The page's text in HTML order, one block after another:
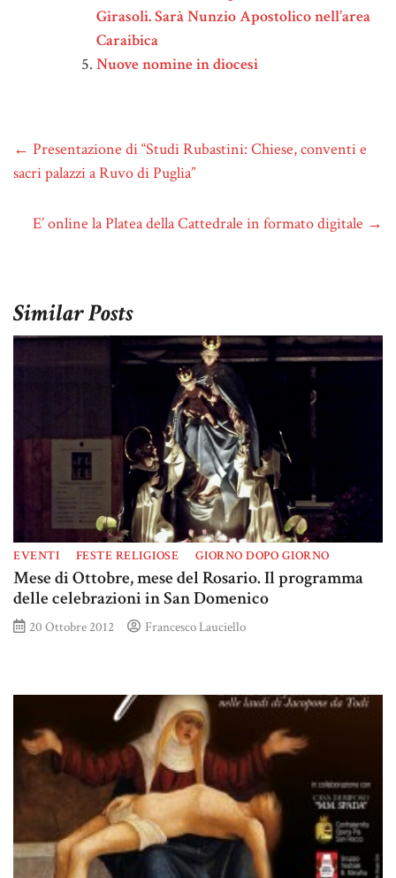
Girasoli. Sarà Nunzio Apostolico nell’area
Caraibica
Nuove nomine in diocesi
← Presentazione di “Studi Rubastini: Chiese, conventi e
sacri palazzi a Ruvo di Puglia”
E’ online la Platea della Cattedrale in formato digitale →
Similar Posts
EVENTI FESTE RELIGIOSE GIORNO DOPO GIORNO
Mese di Ottobre, mese del Rosario. Il programma
delle celebrazioni in San Domenico
20 Ottobre 2012 Francesco Lauciello